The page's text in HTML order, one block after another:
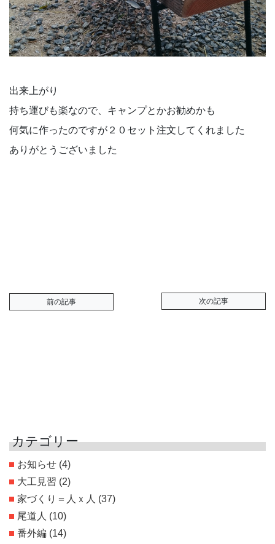
出来上がり
持ち運びも楽なので、キャンプとかお勧めかも
何気に作ったのですが２０セット注文してくれました
ありがとうございました
前の記事 次の記事
カテゴリー
お知らせ (4)
大工見習 (2)
家づくり＝人ｘ人 (37)
尾道人 (10)
番外編 (14)